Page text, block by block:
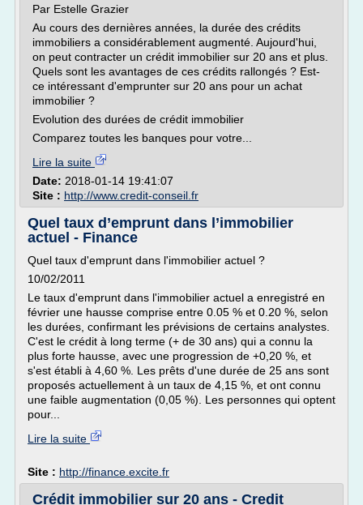
Par Estelle Grazier
Au cours des dernières années, la durée des crédits
immobiliers a considérablement augmenté. Aujourd'hui,
on peut contracter un crédit immobilier sur 20 ans et plus.
Quels sont les avantages de ces crédits rallongés ? Est-
ce intéressant d'emprunter sur 20 ans pour un achat
immobilier ?
Evolution des durées de crédit immobilier
Comparez toutes les banques pour votre...
Lire la suite
Date: 2018-01-14 19:41:07
Site : http://www.credit-conseil.fr
Quel taux d’emprunt dans l’immobilier
actuel - Finance
Quel taux d'emprunt dans l'immobilier actuel ?
10/02/2011
Le taux d'emprunt dans l'immobilier actuel a enregistré en
février une hausse comprise entre 0.05 % et 0.20 %, selon
les durées, confirmant les prévisions de certains analystes.
C'est le crédit à long terme (+ de 30 ans) qui a connu la
plus forte hausse, avec une progression de +0,20 %, et
s'est établi à 4,60 %. Les prêts d'une durée de 25 ans sont
proposés actuellement à un taux de 4,15 %, et ont connu
une faible augmentation (0,05 %). Les personnes qui optent
pour...
Lire la suite
Site : http://finance.excite.fr
Crédit immobilier sur 20 ans - Credit